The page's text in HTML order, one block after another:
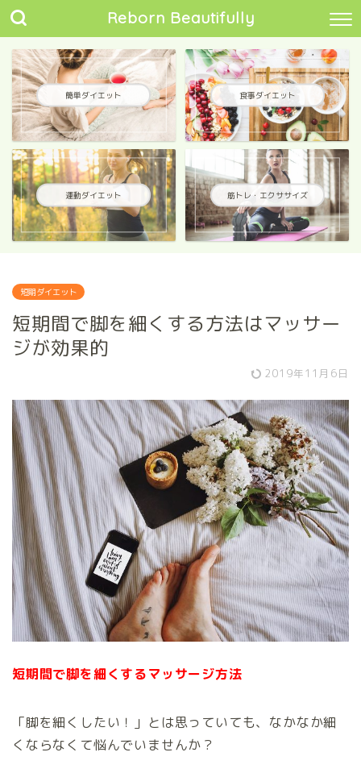
Reborn Beautifully
簡単ダイエット 食事ダイエット
運動ダイエット 筋トレ・エクササイズ
短期ダイエット
短期間で脚を細くする方法はマッサー
ジが効果的
2019年11月6日
短期間で脚を細くするマッサージ方法
「脚を細くしたい！」とは思っていても、なかなか細
くならなくて悩んでいませんか？